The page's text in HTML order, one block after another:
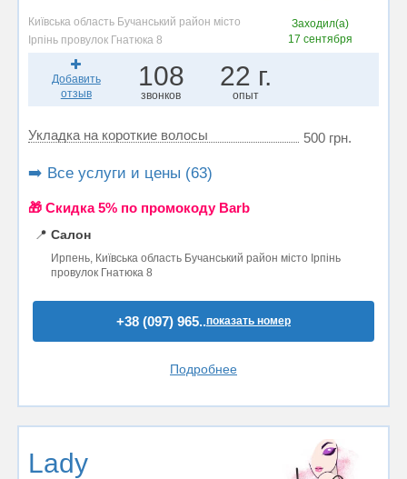
Київська область Бучанський район місто
Ірпінь провулок Гнатюка 8
Заходил(а)
17 сентября
Добавить
отзыв
108
звонков
22 г.
опыт
Укладка на короткие волосы 500 грн.
➡️ Все услуги и цены (63)
🎁 Cкидка 5% по промокоду Barb
📍 Салон
Ирпень, Київська область Бучанський район місто Ірпінь
провулок Гнатюка 8
+38 (097) 965..показать номер
Подробнее
Lady